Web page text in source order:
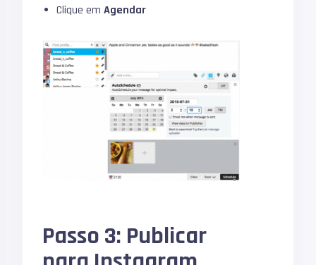
Clique emAgendar
Passo 3: Publicar